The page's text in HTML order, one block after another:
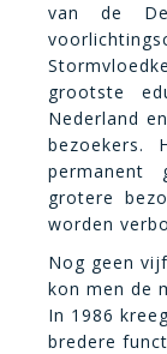
van de
grootste
Nederland
bezoekers.
permanent
grotere
worden
Nog geen
kon men de
In 1986
bredere